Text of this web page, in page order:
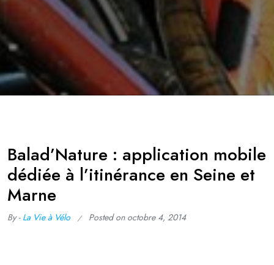
Balad’Nature : application mobile
dédiée à l’itinérance en Seine et
Marne
By - La Vie à Vélo Posted on octobre 4, 2014